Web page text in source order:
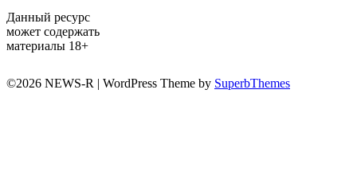
Данный ресурс
может содержать
материалы 18+
©2026 NEWS-R | WordPress Theme by SuperbThemes